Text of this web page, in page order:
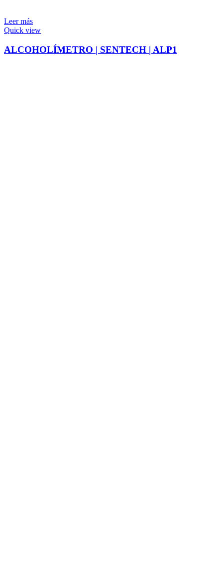
Leer más
Quick view
ALCOHOLÍMETRO | SENTECH | ALP1